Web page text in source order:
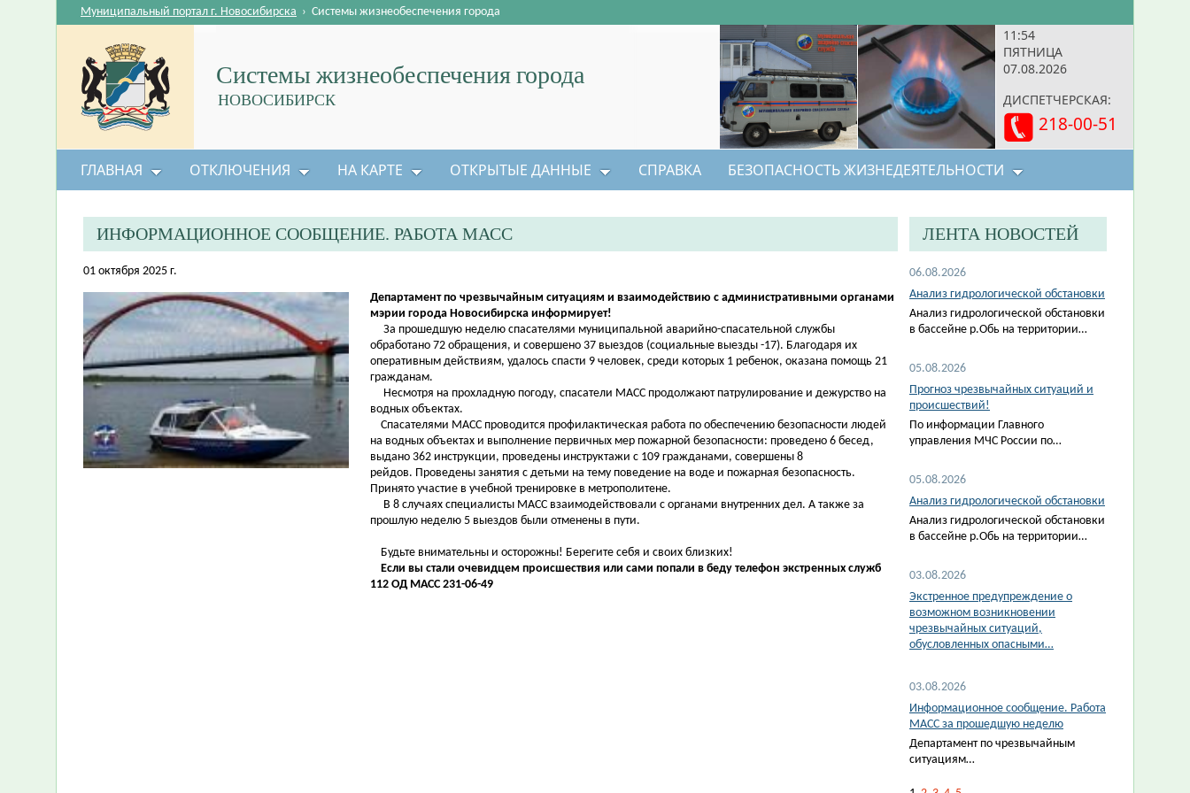
11:54
ПЯТНИЦА
07.08.2026
ДИСПЕТЧЕРСКАЯ:
218-00-51
Системы жизнеобеспечения города
НОВОСИБИРСК
Муниципальный портал г. Новосибирска › Системы жизнеобеспечения города
ГЛАВНАЯ ОТКЛЮЧЕНИЯ НА КАРТЕ ОТКРЫТЫЕ ДАННЫЕ СПРАВКА БЕЗОПАСНОСТЬ ЖИЗНЕДЕЯТЕЛЬНОСТИ
ИНФОРМАЦИОННОЕ СООБЩЕНИЕ. РАБОТА МАСС
01 октября 2025 г.
Департамент по чрезвычайным ситуациям и взаимодействию с административными органами
мэрии города Новосибирска информирует!
За прошедшую неделю спасателями муниципальной аварийно-спасательной службы
обработано 72 обращения, и совершено 37 выездов (социальные выезды -17). Благодаря их
оперативным действиям, удалось спасти 9 человек, среди которых 1 ребенок, оказана помощь 21
гражданам.
Несмотря на прохладную погоду, спасатели МАСС продолжают патрулирование и дежурство на
водных объектах.
Спасателями МАСС проводится профилактическая работа по обеспечению безопасности людей
на водных объектах и выполнение первичных мер пожарной безопасности: проведено 6 бесед,
выдано 362 инструкции, проведены инструктажи с 109 гражданами, совершены 8
рейдов. Проведены занятия с детьми на тему поведение на воде и пожарная безопасность.
Принято участие в учебной тренировке в метрополитене.
В 8 случаях специалисты МАСС взаимодействовали с органами внутренних дел. А также за
прошлую неделю 5 выездов были отменены в пути.
Будьте внимательны и осторожны! Берегите себя и своих близких!
Если вы стали очевидцем происшествия или сами попали в беду телефон экстренных служб
112 ОД МАСС 231-06-49
ЛЕНТА НОВОСТЕЙ
06.08.2026
Анализ гидрологической обстановки
Анализ гидрологической обстановки
в бассейне р.Обь на территории…
05.08.2026
Прогноз чрезвычайных ситуаций и
происшествий!
По информации Главного
управления МЧС России по…
05.08.2026
Анализ гидрологической обстановки
Анализ гидрологической обстановки
в бассейне р.Обь на территории…
03.08.2026
Экстренное предупреждение о
возможном возникновении
чрезвычайных ситуаций,
обусловленных опасными…
03.08.2026
Информационное сообщение. Работа
МАСС за прошедшую неделю
Департамент по чрезвычайным
ситуациям…